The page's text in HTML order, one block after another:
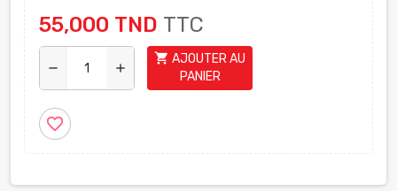
55,000 TND TTC
remove add
shopping_cart AJOUTER AU
PANIER
favorite_border